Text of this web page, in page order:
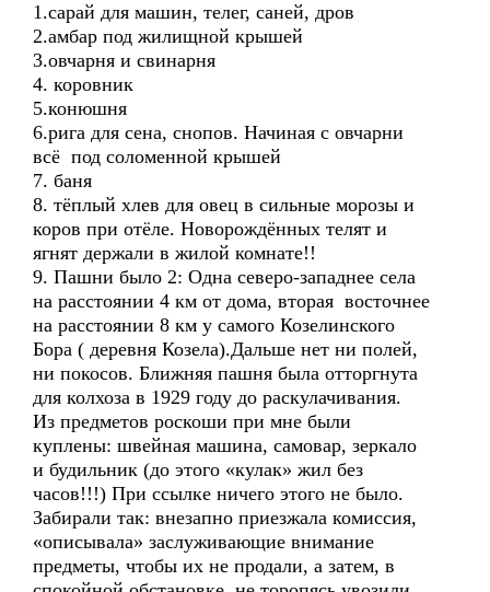
1.сарай для машин, телег, саней, дров
2.амбар под жилищной крышей
3.овчарня и свинарня
4. коровник
5.конюшня
6.рига для сена, снопов. Начиная с овчарни
всё под соломенной крышей
7. баня
8. тёплый хлев для овец в сильные морозы и
коров при отёле. Новорождённых телят и
ягнят держали в жилой комнате!!
9. Пашни было 2: Одна северо-западнее села
на расстоянии 4 км от дома, вторая восточнее
на расстоянии 8 км у самого Козелинского
Бора ( деревня Козела).Дальше нет ни полей,
ни покосов. Ближняя пашня была отторгнута
для колхоза в 1929 году до раскулачивания.
Из предметов роскоши при мне были
куплены: швейная машина, самовар, зеркало
и будильник (до этого «кулак» жил без
часов!!!) При ссылке ничего этого не было.
Забирали так: внезапно приезжала комиссия,
«описывала» заслуживающие внимание
предметы, чтобы их не продали, а затем, в